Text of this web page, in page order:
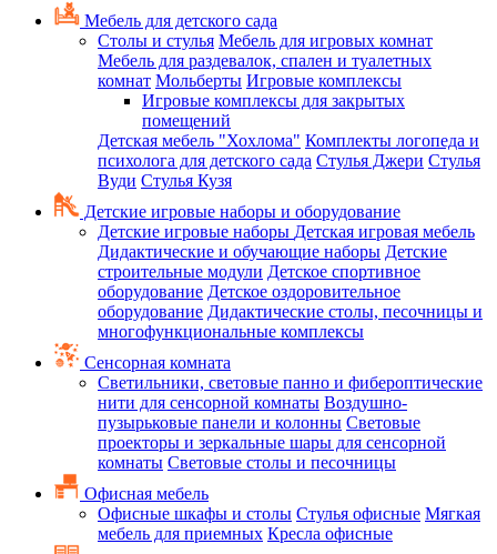
Мебель для детского сада
Столы и стулья Мебель для игровых комнат
Мебель для раздевалок, спален и туалетных
комнат Мольберты Игровые комплексы
Игровые комплексы для закрытых
помещений
Детская мебель "Хохлома" Комплекты логопеда и
психолога для детского сада Стулья Джери Стулья
Вуди Стулья Кузя
Детские игровые наборы и оборудование
Детские игровые наборы Детская игровая мебель
Дидактические и обучающие наборы Детские
строительные модули Детское спортивное
оборудование Детское оздоровительное
оборудование Дидактические столы, песочницы и
многофункциональные комплексы
Сенсорная комната
Светильники, световые панно и фибероптические
нити для сенсорной комнаты Воздушно-
пузырьковые панели и колонны Световые
проекторы и зеркальные шары для сенсорной
комнаты Световые столы и песочницы
Офисная мебель
Офисные шкафы и столы Стулья офисные Мягкая
мебель для приемных Кресла офисные